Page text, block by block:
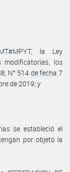
la Ley
modificatorias, los
N° 514 de fecha 7
de 2019; y
se estableció el
por objeto la